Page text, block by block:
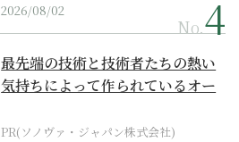
2026/08/02
No.
最先端の技術と技術者たちの熱い
気持ちによって作られているオー
PR(ソノヴァ・ジャパン株式会社)